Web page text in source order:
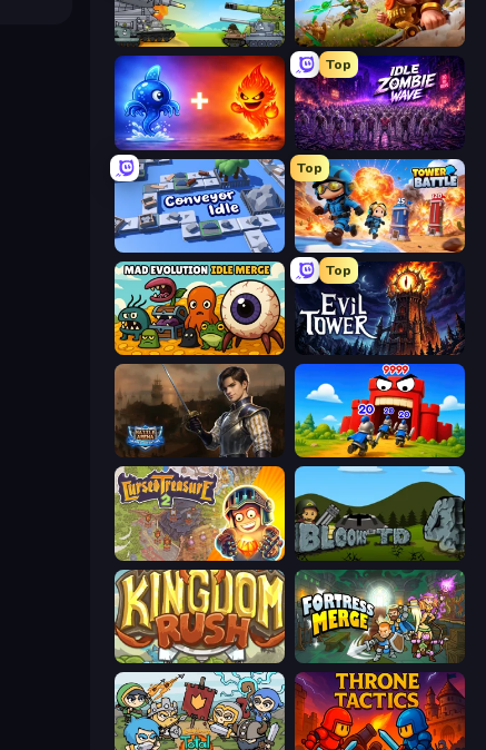
Merge Master Tanks: Tank Wars Infinity Kingdom
Elemental Monsters: Merge
Top
Idle Zombie Wave: Survivors
Conveyor Idle
Top
Tower Battle
Mad Evolution: Idle Merge
Top
Evil Tower
Battle Arena TimeWarriors
Cursed Treasure 2 Bloons Tower Defense 4
Kingdom Rush Fortress Merge